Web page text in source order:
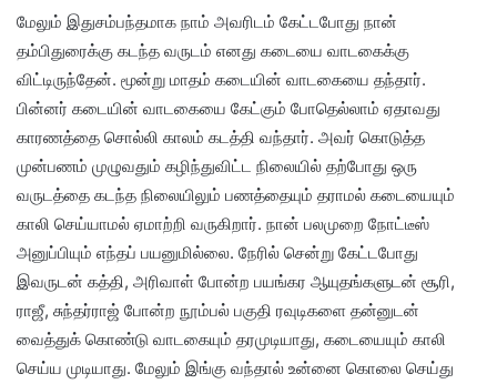
மேலும் இதுசம்பந்தமாக நாம் அவரிடம் கேட்டபோது நான்
தம்பிதுரைக்கு கடந்த வருடம் எனது கடையை வாடகைக்கு
விட்டிருந்தேன். மூன்று மாதம் கடையின் வாடகையை தந்தார்.
பின்னர் கடையின் வாடகையை கேட்கும் போதெல்லாம் ஏதாவது
காரணத்தை சொல்லி காலம் கடத்தி வந்தார். அவர் கொடுத்த
முன்பணம் முழுவதும் கழிந்துவிட்ட நிலையில் தற்போது ஒரு
வருடத்தை கடந்த நிலையிலும் பணத்தையும் தராமல் கடையையும்
காலி செய்யாமல் ஏமாற்றி வருகிறார். நான் பலமுறை நோட்டீஸ்
அனுப்பியும் எந்தப் பயனுமில்லை. நேரில் சென்று கேட்டபோது
இவருடன் கத்தி, அரிவாள் போன்ற பயங்கர ஆயுதங்களுடன் சூரி,
ராஜீ, சுந்தர்ராஜ் போன்ற நூம்பல் பகுதி ரவுடிகளை தன்னுடன்
வைத்துக் கொண்டு வாடகையும் தரமுடியாது, கடையையும் காலி
செய்ய முடியாது. மேலும் இங்கு வந்தால் உன்னை கொலை செய்து